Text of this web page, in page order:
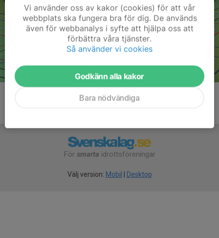
För smarta idrottsföreningar
Välj version: Mobil | Desktop
Vi använder oss av kakor (cookies) för att vår
webbplats ska fungera bra för dig. De används
även för webbanalys i syfte att hjälpa oss att
förbättra våra tjänster.
Så använder vi cookies
Godkänn alla kakor
Bara nödvändiga